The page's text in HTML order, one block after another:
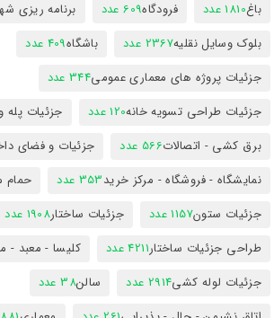
باغ1810 عدد فرودگاه609 عدد برنامه ریزی
بلوک وسایل نقلیه2367 عدد باشگاه409 عدد
جزئیات پروژه های معماری عمومی344 عدد
جزئیات طراحی تسویه خانه120 عدد جزئیات پله
برق کشی - اتصالات566 عدد جزئیات و فضای
نمایشگاه - فروشگاه - مرکز خرید353 عدد حمام
جزئیات ستون1157 عدد جزئیات ساختار1908 عدد
طراحی جزئیات ساختار4211 عدد کلیسا - معبد -
جزئیات لوله کشی2914 عدد سالن38 عدد